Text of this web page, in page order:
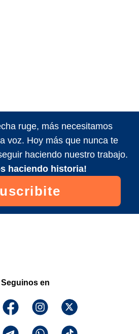
ruge, más necesitamos
voz. Hoy más que nunca te
haciendo nuestro trabajo.
haciendo historia!
Seguinos en